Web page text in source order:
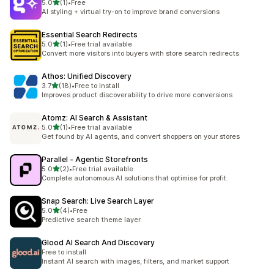
5.0เต็ม 5 ดาว
(1)
ทั้งหมด 1 รีวิว
• Free
AI styling + virtual try-on to improve brand conversions
Essential Search Redirects
5.0เต็ม 5 ดาว
(1)
ทั้งหมด 1 รีวิว
•Free trial available
Convert more visitors into buyers with store search redirects
Athos: Unified Discovery
3.7เต็ม 5 ดาว
(18)
ทั้งหมด 18 รีวิว
•Free to install
Improves product discoverability to drive more conversions
Atomz: AI Search & Assistant
5.0เต็ม 5 ดาว
(1)
ทั้งหมด 1 รีวิว
•Free trial available
Get found by AI agents, and convert shoppers on your stores
Parallel ‑ Agentic Storefronts
5.0เต็ม 5 ดาว
(2)
ทั้งหมด 2 รีวิว
•Free trial available
Complete autonomous AI solutions that optimise for profit.
Snap Search: Live Search Layer
5.0เต็ม 5 ดาว
(4)
ทั้งหมด 4 รีวิว
•Free
Predictive search theme layer
Glood AI Search And Discovery
Free to install
Instant AI search with images, filters, and market support